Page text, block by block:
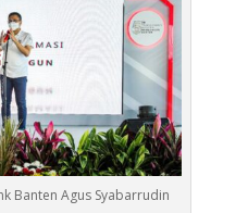
Banten Agus Syabarrudin